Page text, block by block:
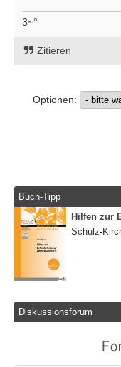
3~°
Zitieren
Optionen:
Buch-Tipp
Hilfen zur
Schulz-
Diskussionsforum